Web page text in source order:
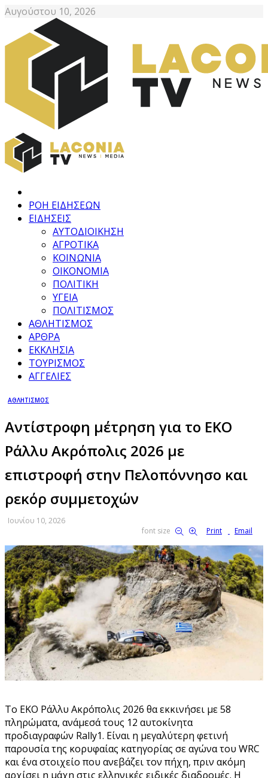
Αυγούστου 10, 2026
ΡΟΗ ΕΙΔΗΣΕΩΝ
ΕΙΔΗΣΕΙΣ
ΑΥΤΟΔΙΟΙΚΗΣΗ
ΑΓΡΟΤΙΚΑ
ΚΟΙΝΩΝΙΑ
ΟΙΚΟΝΟΜΙΑ
ΠΟΛΙΤΙΚΗ
ΥΓΕΙΑ
ΠΟΛΙΤΙΣΜΟΣ
ΑΘΛΗΤΙΣΜΟΣ
ΑΡΘΡΑ
ΕΚΚΛΗΣΙΑ
ΤΟΥΡΙΣΜΟΣ
ΑΓΓΕΛΙΕΣ
ΑΘΛΗΤΙΣΜΟΣ
Αντίστροφη μέτρηση για το EKO
Ράλλυ Ακρόπολις 2026 με
επιστροφή στην Πελοπόννησο και
ρεκόρ συμμετοχών
Ιουνίου 10, 2026
font size
Print Email
Το EKO Ράλλυ Ακρόπολις 2026 θα εκκινήσει με 58
πληρώματα, ανάμεσά τους 12 αυτοκίνητα
προδιαγραφών Rally1. Είναι η μεγαλύτερη φετινή
παρουσία της κορυφαίας κατηγορίας σε αγώνα του WRC
και ένα στοιχείο που ανεβάζει τον πήχη, πριν ακόμη
αρχίσει η μάχη στις ελληνικές ειδικές διαδρομές. Η